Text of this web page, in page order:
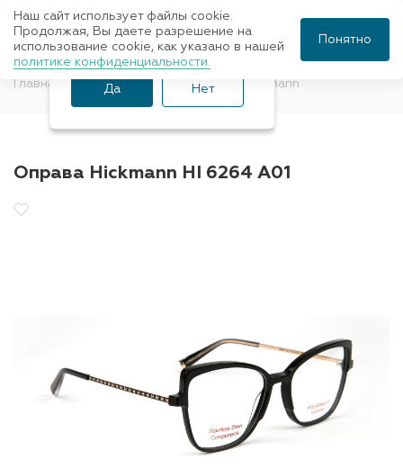
Главная Оправы для очков Ana Hickmann
Оправа Hickmann HI 6264 A01
Ваш город Санкт-
Петербург?
Да Нет
Наш сайт использует файлы cookie.
Продолжая, Вы даете разрешение на
использование cookie, как указано в нашей
политике конфиденциальности.
Понятно